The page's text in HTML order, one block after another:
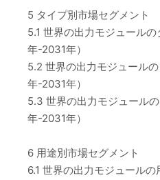
5 タイプ別市場セグメント
5.1 世界の出力モジュール
年-2031年）
5.2 世界の出力モジュール
年-2031年）
5.3 世界の出力モジュール
年-2031年）
6 用途別市場セグメント
6.1 世界の出力モジュール